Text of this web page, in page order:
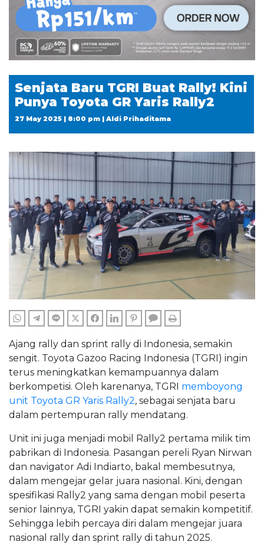
Senjata Baru TGRI Buat Rally! Kini
Punya Toyota GR Yaris Rally2
27 May 2025 | 8:00 pm | Aldi Prihaditama
WHATSAPPTELEGRAM
LINE TWITTERFACEBOOKLINKEDINPINTERESTCOMMENTS
Ajang rally dan sprint rally di Indonesia, semakin
sengit. Toyota Gazoo Racing Indonesia (TGRI) ingin
terus meningkatkan kemampuannya dalam
berkompetisi. Oleh karenanya, TGRI memboyong
unit Toyota GR Yaris Rally2, sebagai senjata baru
dalam pertempuran rally mendatang.
Unit ini juga menjadi mobil Rally2 pertama milik tim
pabrikan di Indonesia. Pasangan pereli Ryan Nirwan
dan navigator Adi Indiarto, bakal membesutnya,
dalam mengejar gelar juara nasional. Kini, dengan
spesifikasi Rally2 yang sama dengan mobil peserta
senior lainnya, TGRI yakin dapat semakin kompetitif.
Sehingga lebih percaya diri dalam mengejar juara
nasional rally dan sprint rally di tahun 2025.